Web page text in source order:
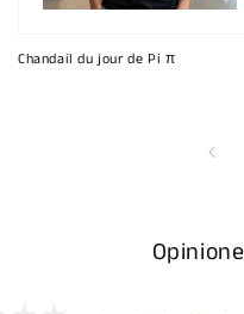
Chandail du jour de Pi π